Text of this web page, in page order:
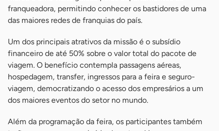
franqueadora, permitindo conhecer os bastidores de uma
das maiores redes de franquias do país.
Um dos principais atrativos da missão é o subsídio
financeiro de até 50% sobre o valor total do pacote de
viagem. O benefício contempla passagens aéreas,
hospedagem, transfer, ingressos para a feira e seguro-
viagem, democratizando o acesso dos empresários a um
dos maiores eventos do setor no mundo.
Além da programação da feira, os participantes também